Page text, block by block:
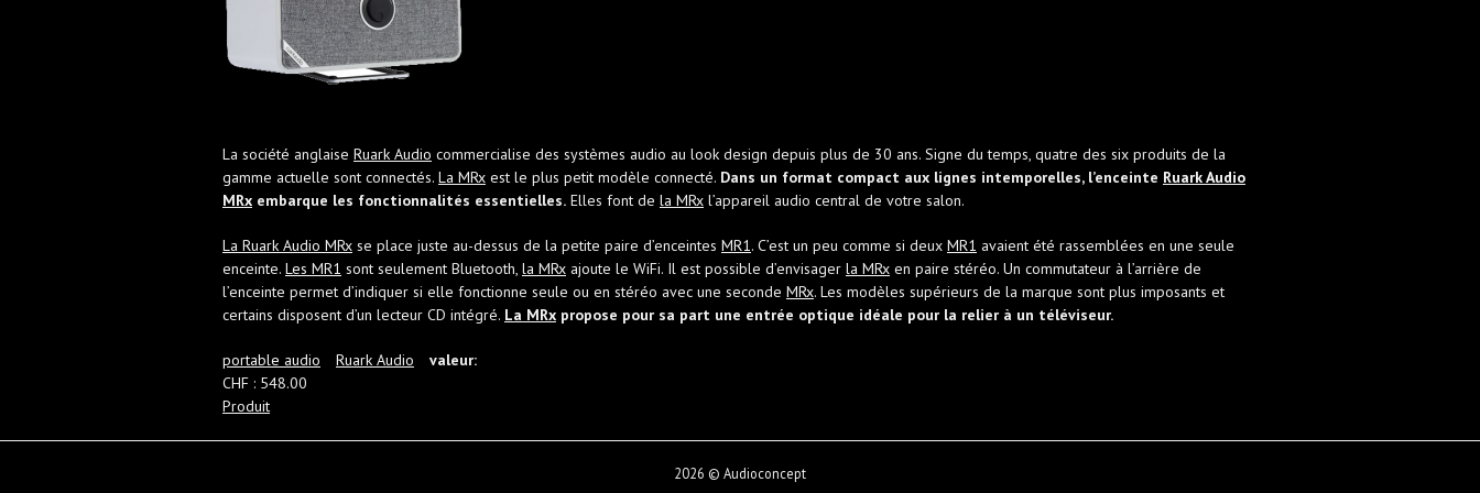
La société anglaise Ruark Audio commercialise des systèmes audio au look design depuis plus de 30 ans. Signe du temps, quatre des six produits de la
gamme actuelle sont connectés. La MRx est le plus petit modèle connecté. Dans un format compact aux lignes intemporelles, l’enceinte Ruark Audio
MRx embarque les fonctionnalités essentielles. Elles font de la MRx l’appareil audio central de votre salon.
La Ruark Audio MRx se place juste au-dessus de la petite paire d’enceintes MR1. C’est un peu comme si deux MR1 avaient été rassemblées en une seule
enceinte. Les MR1 sont seulement Bluetooth, la MRx ajoute le WiFi. Il est possible d’envisager la MRx en paire stéréo. Un commutateur à l’arrière de
l’enceinte permet d’indiquer si elle fonctionne seule ou en stéréo avec une seconde MRx. Les modèles supérieurs de la marque sont plus imposants et
certains disposent d’un lecteur CD intégré. La MRx propose pour sa part une entrée optique idéale pour la relier à un téléviseur.
portable audio Ruark Audio
valeur:
CHF : 548.00
Produit
2026 © Audioconcept